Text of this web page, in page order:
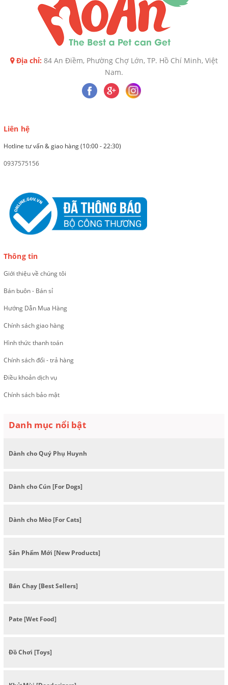
Địa chỉ: 84 An Điềm, Phường Chợ Lớn, TP. Hồ Chí Minh, Việt
Nam.
Liên hệ
Hotline tư vấn & giao hàng (10:00 - 22:30)
0937575156
Thông tin
Giới thiệu về chúng tôi
Bán buôn - Bán sỉ
Hướng Dẫn Mua Hàng
Chính sách giao hàng
Hình thức thanh toán
Chính sách đổi - trả hàng
Điều khoản dịch vụ
Chính sách bảo mật
Danh mục nổi bật
Dành cho Quý Phụ Huynh
Dành cho Cún [For Dogs]
Dành cho Mèo [For Cats]
Sản Phẩm Mới [New Products]
Bán Chạy [Best Sellers]
Pate [Wet Food]
Đồ Chơi [Toys]